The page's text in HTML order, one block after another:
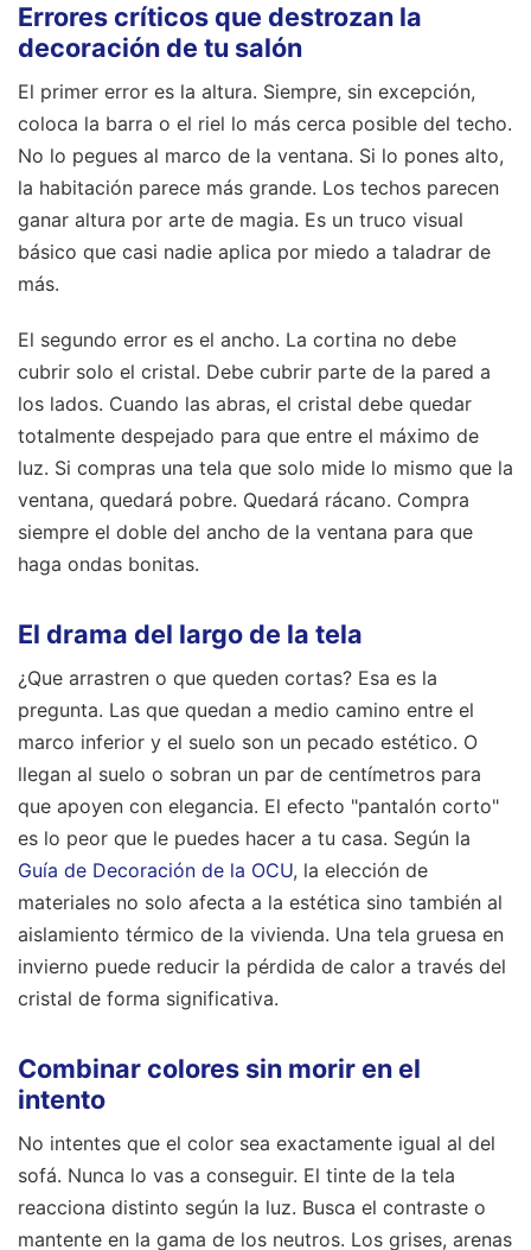
Errores críticos que destrozan la
decoración de tu salón
El primer error es la altura. Siempre, sin excepción,
coloca la barra o el riel lo más cerca posible del techo.
No lo pegues al marco de la ventana. Si lo pones alto,
la habitación parece más grande. Los techos parecen
ganar altura por arte de magia. Es un truco visual
básico que casi nadie aplica por miedo a taladrar de
más.
El segundo error es el ancho. La cortina no debe
cubrir solo el cristal. Debe cubrir parte de la pared a
los lados. Cuando las abras, el cristal debe quedar
totalmente despejado para que entre el máximo de
luz. Si compras una tela que solo mide lo mismo que la
ventana, quedará pobre. Quedará rácano. Compra
siempre el doble del ancho de la ventana para que
haga ondas bonitas.
El drama del largo de la tela
¿Que arrastren o que queden cortas? Esa es la
pregunta. Las que quedan a medio camino entre el
marco inferior y el suelo son un pecado estético. O
llegan al suelo o sobran un par de centímetros para
que apoyen con elegancia. El efecto "pantalón corto"
es lo peor que le puedes hacer a tu casa. Según la
Guía de Decoración de la OCU, la elección de
materiales no solo afecta a la estética sino también al
aislamiento térmico de la vivienda. Una tela gruesa en
invierno puede reducir la pérdida de calor a través del
cristal de forma significativa.
Combinar colores sin morir en el
intento
No intentes que el color sea exactamente igual al del
sofá. Nunca lo vas a conseguir. El tinte de la tela
reacciona distinto según la luz. Busca el contraste o
mantente en la gama de los neutros. Los grises, arenas